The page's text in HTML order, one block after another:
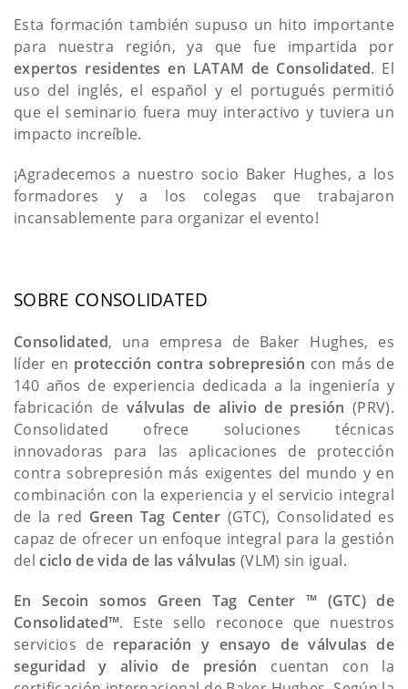
Esta formación también supuso un hito importante
para nuestra región, ya que fue impartida por
expertos residentes en LATAM de Consolidated. El
uso del inglés, el español y el portugués permitió
que el seminario fuera muy interactivo y tuviera un
impacto increíble.
¡Agradecemos a nuestro socio Baker Hughes, a los
formadores y a los colegas que trabajaron
incansablemente para organizar el evento!
SOBRE CONSOLIDATED
Consolidated, una empresa de Baker Hughes, es
líder en protección contra sobrepresión con más de
140 años de experiencia dedicada a la ingeniería y
fabricación de válvulas de alivio de presión (PRV).
Consolidated ofrece soluciones técnicas
innovadoras para las aplicaciones de protección
contra sobrepresión más exigentes del mundo y en
combinación con la experiencia y el servicio integral
de la red Green Tag Center (GTC), Consolidated es
capaz de ofrecer un enfoque integral para la gestión
delciclo de vida de las válvulas (VLM) sin igual.
En Secoin somos Green Tag Center ™ (GTC) de
Consolidated™. Este sello reconoce que nuestros
servicios de reparación y ensayo de válvulas de
seguridad y alivio de presión cuentan con la